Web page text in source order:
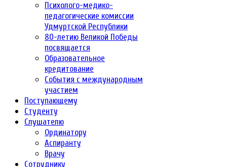
Психолого-медико-
педагогические комиссии
Удмуртской Республики
80-летию Великой Победы
посвящается
Образовательное
кредитование
События с международным
участием
Поступающему
Студенту
Слушателю
Ординатору
Аспиранту
Врачу
Сотруднику